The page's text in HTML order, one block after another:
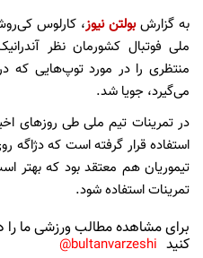
به گزارشبولتن نیوز، کارلوس
ملی فوتبال کشورمان نظر
منتظری را در مورد توپ‌هایی که
می‌گیرد، جویا شد.
در تمرینات تیم ملی طی روزهای
استفاده قرار گرفته است که دژاگه
تیموریان هم معتقد بود که بهتر
تمرینات استفاده شود.
برای مشاهده مطالب ورزشی ما را
کنید bultanvarzeshi@